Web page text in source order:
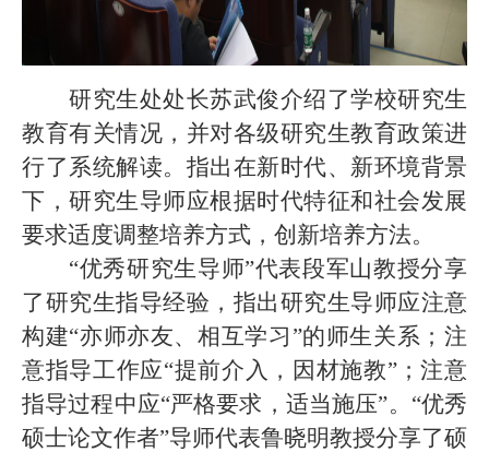
研究生处处长苏武俊介绍了学校研究生
教育有关情况，并对各级研究生教育政策进
行了系统解读。 指出在新时代、 新环境背景
下， 研究生导师应根据时代特征和社会发展
要求适度调整培养方式，创新培养方法。
“优秀研究生导师”代表段军山教授分享
了研究生指导经验，指出研究生导师应注意
构建“亦师亦友、相互学习”的师生关系；注
意指导工作应“提前介入，因材施教”；注意
指导过程中应“严格要求，适当施压”。“优秀
硕士论文作者”导师代表鲁晓明教授分享了硕